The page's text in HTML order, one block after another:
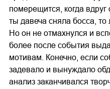
померещится, когда вдруг
ты давеча сняла босса, то
Но он не отмахнулся и
более после события
мотивам. Конечно, если
задевало и вынуждало
анализ заканчивался